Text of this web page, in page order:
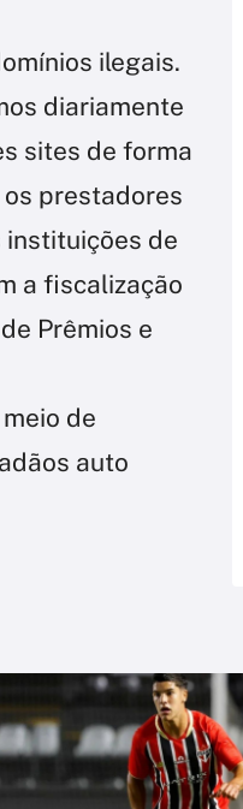
ilegais.
diariamente
sites de forma
os prestadores
instituições de
a fiscalização
Prêmios e
de
auto